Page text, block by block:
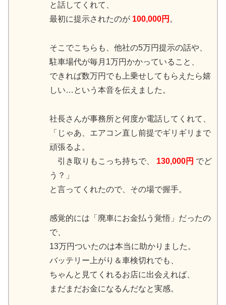
と話してくれて、
最初に提示されたのが 100,000円 。
そこでこちらも、他社の5万円提示の話や、
駐車場代が毎月1万円かかっていること、
できれば数万円でも上乗せしてもらえたら嬉
しい…という本音を伝えました。
社長さんが事務所と何度か電話してくれて、
「じゃあ、エアコン直し前提でギリギリまで
頑張るよ。
引き取りもこっち持ちで、 130,000円 でど
う？」
と言ってくれたので、その場で握手。
感覚的には「廃車にお金払う覚悟」だったの
で、
13万円ついたのは本当に助かりました。
バッテリー上がり＆車検切れでも、
ちゃんと見てくれるお店に出会えれば、
まだまだお金になるんだなと実感。